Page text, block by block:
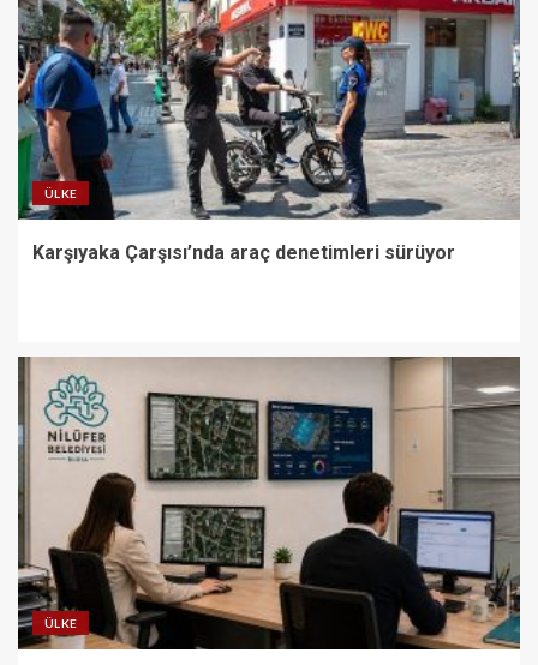
ÜLKE
Karşıyaka Çarşısı’nda araç denetimleri sürüyor
ÜLKE